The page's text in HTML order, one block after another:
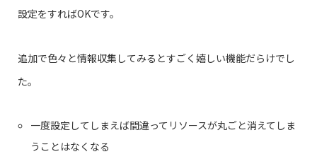
設定をすればOKです。
追加で色々と情報収集してみるとすごく嬉しい機能だらけでし
た。
一度設定してしまえば間違ってリソースが丸ごと消えてしま
うことはなくなる